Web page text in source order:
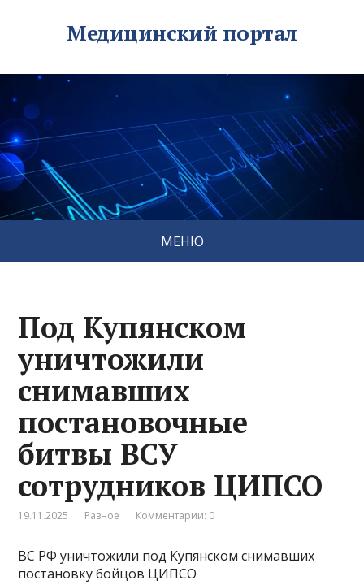
Медицинский портал
МЕНЮ
Под Купянском
уничтожили
снимавших
постановочные
битвы ВСУ
сотрудников ЦИПСО
19.11.2025 Разное Комментарии: 0
ВС РФ уничтожили под Купянском снимавших
постановку бойцов ЦИПСО